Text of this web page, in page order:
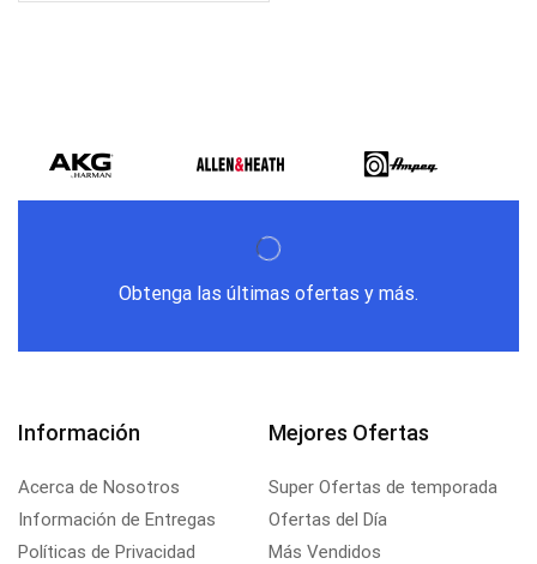
Obtenga las últimas ofertas y más.
Información
Acerca de Nosotros
Información de Entregas
Políticas de Privacidad
Mejores Ofertas
Super Ofertas de temporada
Ofertas del Día
Más Vendidos